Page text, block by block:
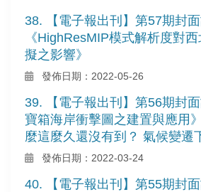
38. 【電子報出刊】第57期封面
《HighResMIP模式解析度對
擬之影響》
發佈日期：2022-05-26
39. 【電子報出刊】第56期封
寶箱海岸衝擊圖之建置與應用
麼這麼久還沒有到？ 氣候變遷
發佈日期：2022-03-24
40. 【電子報出刊】第55期封